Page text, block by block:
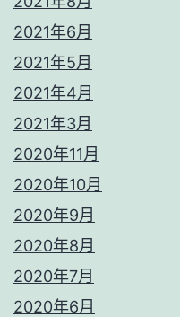
2021年6月
2021年5月
2021年4月
2021年3月
2020年11月
2020年10月
2020年9月
2020年8月
2020年7月
2020年6月